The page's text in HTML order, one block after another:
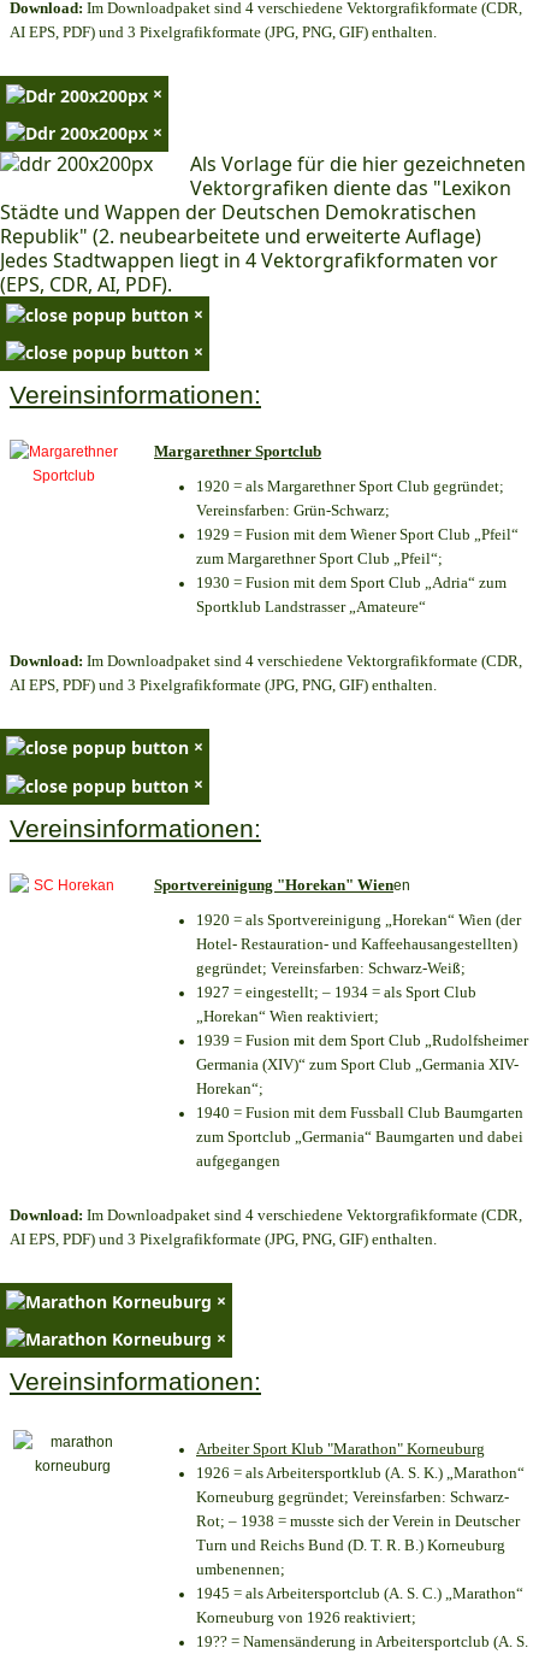
Download: Im Downloadpaket sind 4 verschiedene Vektorgrafikformate (CDR,
AI EPS, PDF) und 3 Pixelgrafikformate (JPG, PNG, GIF) enthalten.
×
×
Als Vorlage für die hier gezeichneten
Vektorgrafiken diente das "Lexikon
Städte und Wappen der Deutschen Demokratischen
Republik" (2. neubearbeitete und erweiterte Auflage)
Jedes Stadtwappen liegt in 4 Vektorgrafikformaten vor
(EPS, CDR, AI, PDF).
×
×
Vereinsinformationen:
Margarethner Sportclub
1920 = als Margarethner Sport Club gegründet;
Vereinsfarben: Grün-Schwarz;
1929 = Fusion mit dem Wiener Sport Club „Pfeil“
zum Margarethner Sport Club „Pfeil“;
1930 = Fusion mit dem Sport Club „Adria“ zum
Sportklub Landstrasser „Amateure“
Download: Im Downloadpaket sind 4 verschiedene Vektorgrafikformate (CDR,
AI EPS, PDF) und 3 Pixelgrafikformate (JPG, PNG, GIF) enthalten.
×
×
Vereinsinformationen:
Sportvereinigung "Horekan" Wienen
1920 = als Sportvereinigung „Horekan“ Wien (der
Hotel- Restauration- und Kaffeehausangestellten)
gegründet; Vereinsfarben: Schwarz-Weiß;
1927 = eingestellt; – 1934 = als Sport Club
„Horekan“ Wien reaktiviert;
1939 = Fusion mit dem Sport Club „Rudolfsheimer
Germania (XIV)“ zum Sport Club „Germania XIV-
Horekan“;
1940 = Fusion mit dem Fussball Club Baumgarten
zum Sportclub „Germania“ Baumgarten und dabei
aufgegangen
Download: Im Downloadpaket sind 4 verschiedene Vektorgrafikformate (CDR,
AI EPS, PDF) und 3 Pixelgrafikformate (JPG, PNG, GIF) enthalten.
×
×
Vereinsinformationen:
Arbeiter Sport Klub "Marathon" Korneuburg
1926 = als Arbeitersportklub (A. S. K.) „Marathon“
Korneuburg gegründet; Vereinsfarben: Schwarz-
Rot; – 1938 = musste sich der Verein in Deutscher
Turn und Reichs Bund (D. T. R. B.) Korneuburg
umbenennen;
1945 = als Arbeitersportclub (A. S. C.) „Marathon“
Korneuburg von 1926 reaktiviert;
19?? = Namensänderung in Arbeitersportclub (A. S.